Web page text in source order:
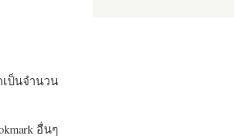
ป็นจำนวน
อื่นๆ